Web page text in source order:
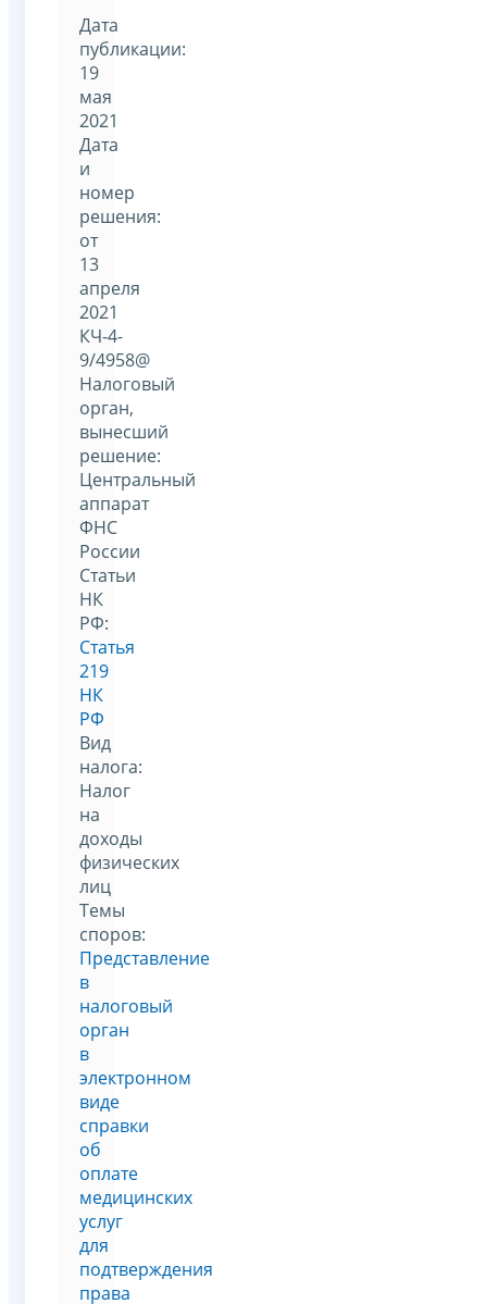
Дата
публикации:
19
мая
2021
Дата
и
номер
решения:
от
13
апреля
2021
КЧ-4-
9/4958@
Налоговый
орган,
вынесший
решение:
Центральный
аппарат
ФНС
России
Статьи
НК
РФ:
Статья
219
НК
РФ
Вид
налога:
Налог
на
доходы
физических
лиц
Темы
споров:
Представление
в
налоговый
орган
в
электронном
виде
справки
об
оплате
медицинских
услуг
для
подтверждения
права